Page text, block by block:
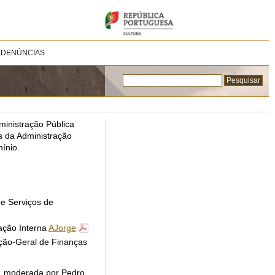
Pública
da Administração
Serviços de
Interna AJorge
Geral de Finanças
moderada por Pedro